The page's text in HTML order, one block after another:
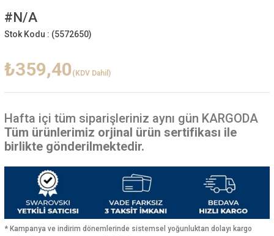
#N/A
Stok Kodu : (5572650)
₺359,40 (KDV Dahil)
Hafta içi tüm siparişleriniz aynı gün KARGODA
Tüm ürünlerimiz orjinal ürün sertifikası ile
birlikte gönderilmektedir.
* Kampanya ve indirim dönemlerinde sistemsel yoğunluktan dolayı kargo